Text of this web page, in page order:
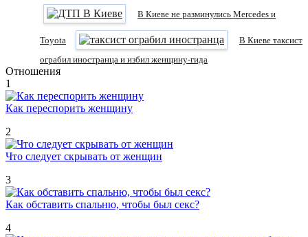
В Киеве не разминулись Mercedes и
Toyota
В Киеве таксист
ограбил иностранца и избил женщину-гида
Отношения
1
Как переспорить женщину
2
Что следует скрывать от женщин
3
Как обставить спальню, чтобы был секс?
4